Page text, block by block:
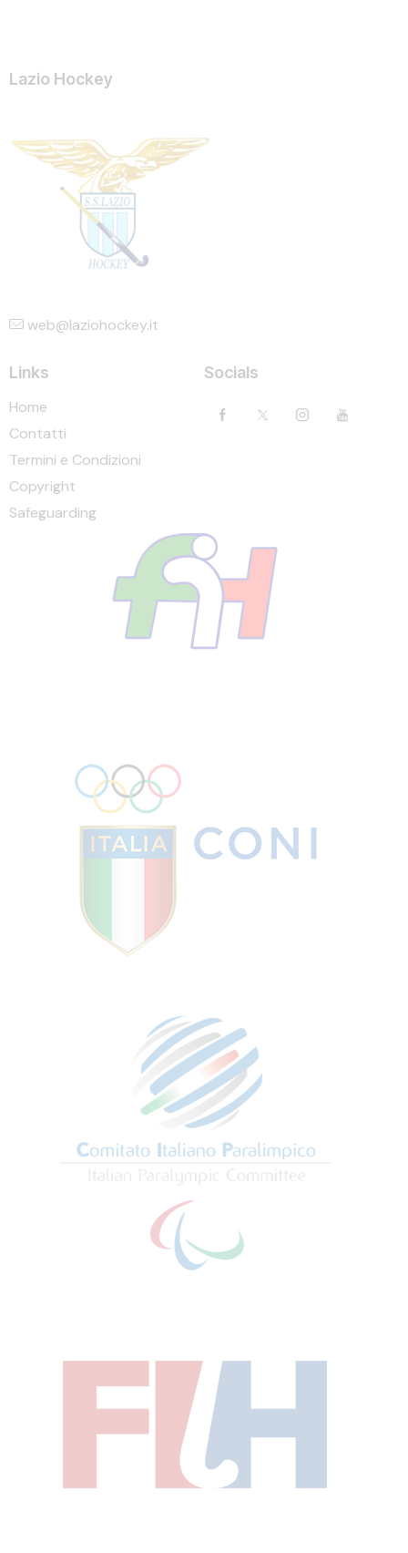
Lazio Hockey
web@laziohockey.it
Links
Home
Contatti
Termini e Condizioni
Copyright
Safeguarding
Socials